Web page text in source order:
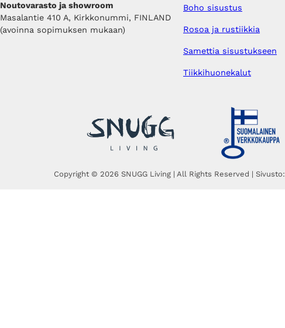
Noutovarasto ja showroom
Masalantie 410 A, Kirkkonummi, FINLAND
(avoinna sopimuksen mukaan)
Boho sisustus
Rosoa ja rustiikkia
Samettia sisustukseen
Tiikkihuonekalut
Copyright © 2026 SNUGG Living | All Rights Reserved | Sivusto: